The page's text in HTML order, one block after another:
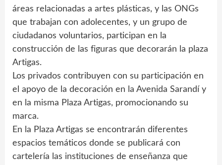
áreas relacionadas a artes plásticas, y las ONGs
que trabajan con adolecentes, y un grupo de
ciudadanos voluntarios, participan en la
construcción de las figuras que decorarán la plaza
Artigas.
Los privados contribuyen con su participación en
el apoyo de la decoración en la Avenida Sarandí y
en la misma Plaza Artigas, promocionando su
marca.
En la Plaza Artigas se encontrarán diferentes
espacios temáticos donde se publicará con
cartelería las instituciones de enseñanza que